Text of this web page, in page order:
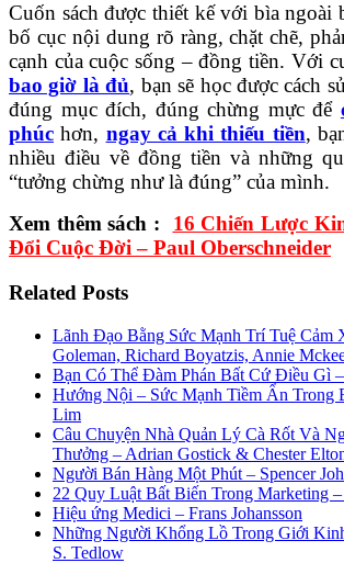
Cuốn sách được thiết kế với bìa ngoài
bố cục nội dung rõ ràng, chặt chẽ,
cạnh của cuộc sống – đồng tiền. Với
bao giờ là đủ, bạn sẽ học được cách
đúng mục đích, đúng chừng mực để
phúc hơn, ngay cả khi thiếu tiền,
nhiều điều về đồng tiền và những
“tưởng chừng như là đúng” của mình.
Xem thêm sách : 16 Chiến Lược
Đổi Cuộc Đời – Paul Oberschneider
Related Posts
Lãnh Đạo Bằng Sức Mạnh Trí Tuệ Cảm
Goleman, Richard Boyatzis, Annie
Bạn Có Thể Đàm Phán Bất Cứ Điều Gì
Hướng Nội – Sức Mạnh Tiềm Ẩn Trong
Lim
Câu Chuyện Nhà Quản Lý Cà Rốt Và
Thưởng – Adrian Gostick & Chester
Người Bán Hàng Một Phút – Spencer
22 Quy Luật Bất Biến Trong Marketing
Hiệu ứng Medici – Frans Johansson
Những Người Khổng Lồ Trong Giới
S. Tedlow